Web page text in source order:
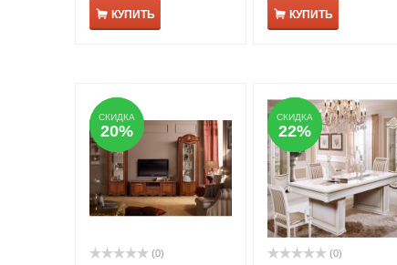
КУПИТЬ КУПИТЬ
СКИДКА
20%
СКИДКА
20%
(0)
СКИДКА
22%
СКИДКА
22%
(0)